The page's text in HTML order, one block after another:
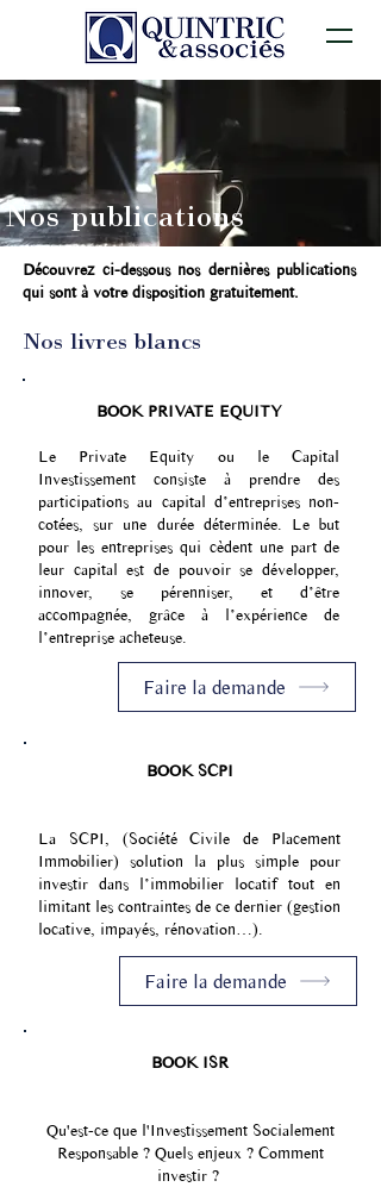
Nos publications
Découvrez ci-dessous nos dernières publications
qui sont à votre disposition gratuitement.
Nos livres blancs
BOOK PRIVATE EQUITY
Le Private Equity ou le Capital
Investissement consiste à prendre des
participations au capital d’entreprises non-
cotées, sur une durée déterminée. Le but
pour les entreprises qui cèdent une part de
leur capital est de pouvoir se développer,
innover, se pérenniser, et d’être
accompagnée, grâce à l’expérience de
l’entreprise acheteuse.
Faire la demande
BOOK SCPI
La SCPI, (Société Civile de Placement
Immobilier) solution la plus simple pour
investir dans l’immobilier locatif tout en
limitant les contraintes de ce dernier (gestion
locative, impayés, rénovation…).
Faire la demande
BOOK ISR
Qu'est-ce que l'Investissement Socialement
Responsable ? Quels enjeux ? Comment
investir ?